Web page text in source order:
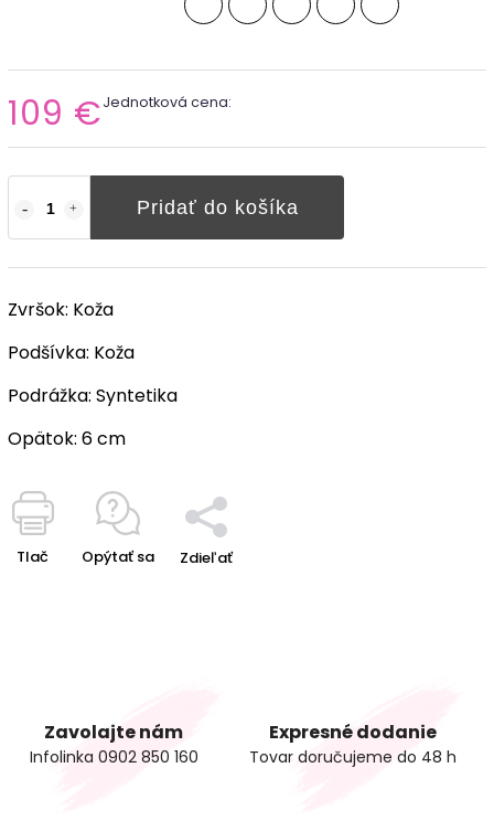
109 €Jednotková cena:
Pridať do košíka
Zvršok: Koža
Podšívka: Koža
Podrážka: Syntetika
Opätok: 6 cm
Tlač Opýtať sa Zdieľať
Zavolajte nám
Infolinka 0902 850 160
Expresné dodanie
Tovar doručujeme do 48 h